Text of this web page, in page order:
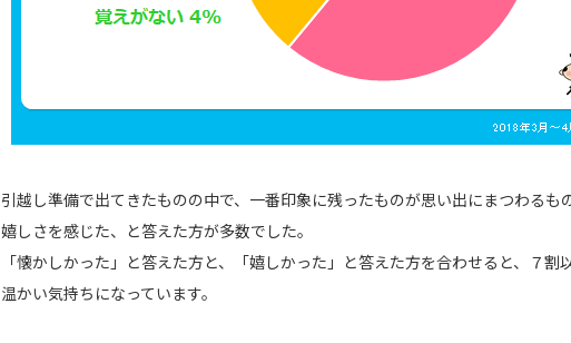
引越し準備で出てきたものの中で、一番印象に残ったものが思い出にまつわるも
嬉しさを感じた、と答えた方が多数でした。
「懐かしかった」と答えた方と、「嬉しかった」と答えた方を合わせると、７割
温かい気持ちになっています。